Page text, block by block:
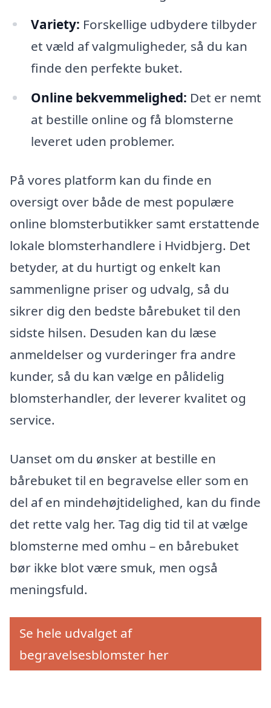
Variety: Forskellige udbydere tilbyder
et væld af valgmuligheder, så du kan
finde den perfekte buket.
Online bekvemmelighed: Det er nemt
at bestille online og få blomsterne
leveret uden problemer.
På vores platform kan du finde en
oversigt over både de mest populære
online blomsterbutikker samt erstattende
lokale blomsterhandlere i Hvidbjerg. Det
betyder, at du hurtigt og enkelt kan
sammenligne priser og udvalg, så du
sikrer dig den bedste bårebuket til den
sidste hilsen. Desuden kan du læse
anmeldelser og vurderinger fra andre
kunder, så du kan vælge en pålidelig
blomsterhandler, der leverer kvalitet og
service.
Uanset om du ønsker at bestille en
bårebuket til en begravelse eller som en
del af en mindehøjtidelighed, kan du finde
det rette valg her. Tag dig tid til at vælge
blomsterne med omhu – en bårebuket
bør ikke blot være smuk, men også
meningsfuld.
Se hele udvalget af
begravelsesblomster her